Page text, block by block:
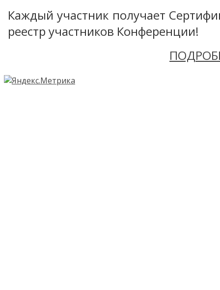
Каждый участник получает
реестр участников Конференции!